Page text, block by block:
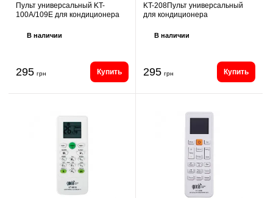
Пульт универсальный KT-
100A/109E для кондиционера
В наличии
295 грн Купить
KT-208Пульт универсальный
для кондиционера
В наличии
295 грн Купить